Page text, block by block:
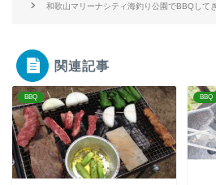
和歌山マリーナシティ海釣り公園でBBQして
関連記事
BBQ BBQ